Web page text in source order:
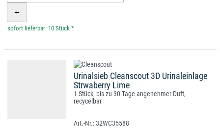
*
Urinalsieb Cleanscout 3D Urinaleinlage
Strwaberry Lime
1 Stück, bis zu 30 Tage angenehmer Duft,
recycelbar
32WC35588